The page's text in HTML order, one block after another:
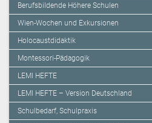
Berufsbildende Höhere Schulen
Wien-Wochen und Exkursionen
Holocaustdidaktik
Montessori-Pädagogik
LEMI HEFTE
LEMI HEFTE – Version Deutschland
Schulbedarf, Schulpraxis